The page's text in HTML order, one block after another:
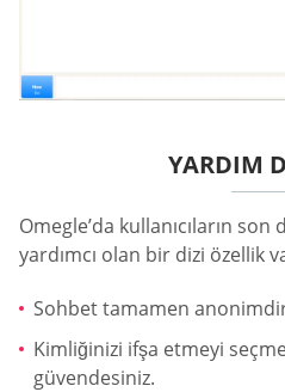
YARDIM
Omegle’da kullanıcıların
yardımcı olan bir dizi özellik
Sohbet tamamen
Kimliğinizi ifşa etmeyi
güvendesiniz.